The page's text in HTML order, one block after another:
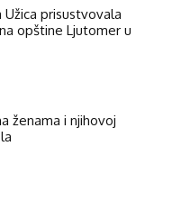
prisustvovala
opštine Ljutomer u
ženama i njihovoj